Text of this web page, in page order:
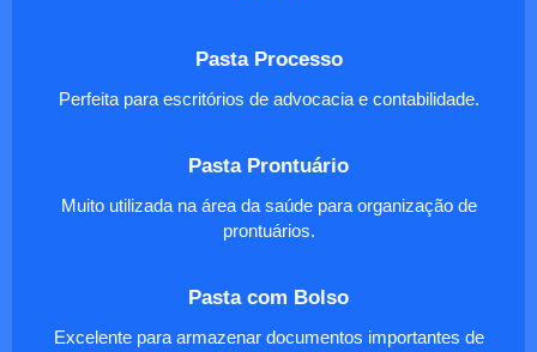
Pasta Processo
Perfeita para escritórios de advocacia e contabilidade.
Pasta Prontuário
Muito utilizada na área da saúde para organização de
prontuários.
Pasta com Bolso
Excelente para armazenar documentos importantes de